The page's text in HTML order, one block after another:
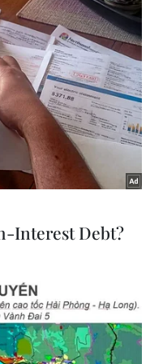
chợ đầu mối
rồi, nên chị cũng
trước, chỉ mua
chân khách quen.
khiến các bà nội
vài ba hôm giá
tăng lên gấp hai
Sáu, quận Hai
tiết giá lạnh ở
xanh ở chợ
trước. Hôm
vì giá rau
loại rau gia vị
tô, rau ngổ,
Interest Debt?